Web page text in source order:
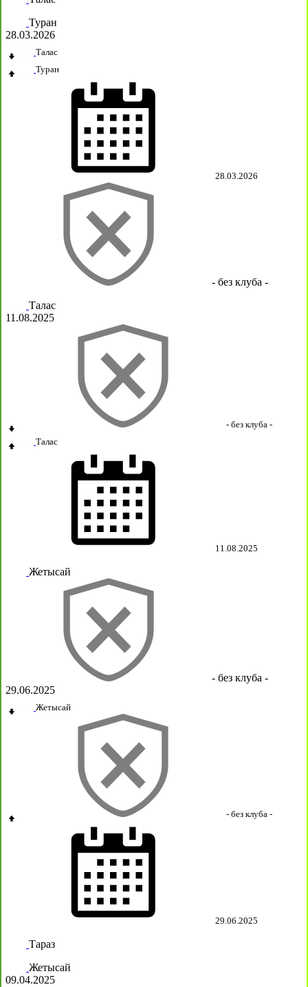
Туран
28.03.2026
Талас
Туран
28.03.2026
- без клуба -
Талас
11.08.2025
- без клуба -
Талас
11.08.2025
Жетысай
- без клуба -
29.06.2025
Жетысай
- без клуба -
29.06.2025
Тараз
Жетысай
09.04.2025